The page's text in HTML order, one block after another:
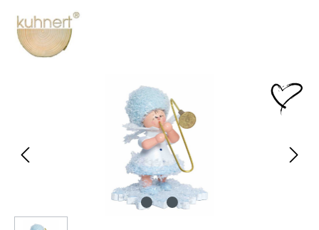
Bildergalerie überspringen